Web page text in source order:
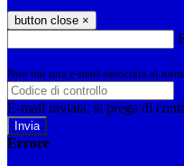
button close ×
Non hai una e-mail associata al
E-mail inviata, si prega di
Errore